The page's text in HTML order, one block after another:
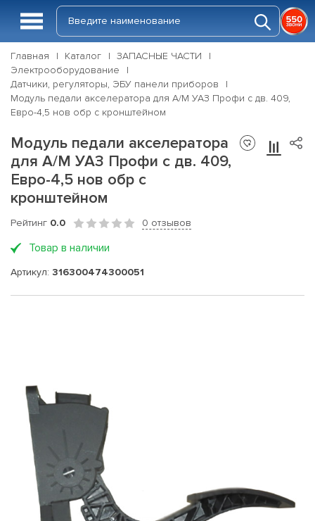
Главная Каталог
ЗАПАСНЫЕ ЧАСТИ
Электрооборудование
Датчики, регуляторы, ЭБУ панели приборов
Модуль педали акселератора для А/М УАЗ Профи с дв. 409,
Евро-4,5 нов обр с кронштейном
Модуль педали акселератора
для А/М УАЗ Профи с дв. 409,
Евро-4,5 нов обр с
кронштейном
Рейтинг 0.0 0 отзывов
Товар в наличии
Артикул: 316300474300051